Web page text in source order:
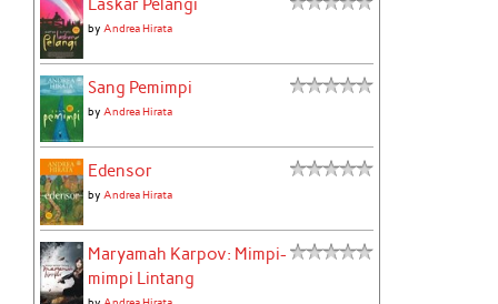
Laskar Pelangi
byAndrea Hirata
Sang Pemimpi
byAndrea Hirata
Edensor
byAndrea Hirata
Maryamah Karpov: Mimpi-
mimpi Lintang